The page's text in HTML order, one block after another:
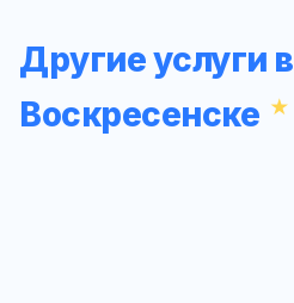
Другие услуги в
Воскресенске